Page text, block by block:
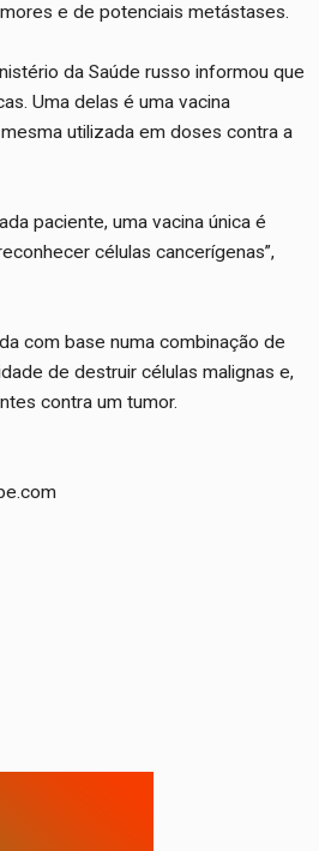
e de potenciais metástases.
da Saúde russo informou que
Uma delas é uma vacina
utilizada em doses contra a
paciente, uma vacina única é
células cancerígenas”,
com base numa combinação de
de destruir células malignas e,
contra um tumor.